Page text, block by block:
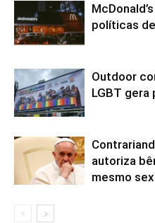
políticas
Outdoor
LGBT
autoriza
mesmo